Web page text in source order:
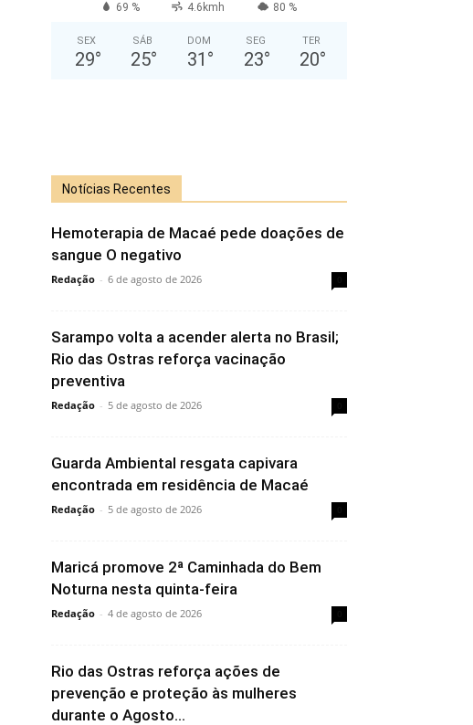
69 % 4.6kmh 80 %
SEX
29°
SÁB
25°
DOM
31 °
SEG
23°
TER
20°
Notícias Recentes
Hemoterapia de Macaé pede doações de
sangue O negativo
Redação - 6 de agosto de 2026
Sarampo volta a acender alerta no Brasil;
Rio das Ostras reforça vacinação
preventiva
Redação - 5 de agosto de 2026
Guarda Ambiental resgata capivara
encontrada em residência de Macaé
Redação - 5 de agosto de 2026
Maricá promove 2ª Caminhada do Bem
Noturna nesta quinta-feira
Redação - 4 de agosto de 2026
Rio das Ostras reforça ações de
prevenção e proteção às mulheres
durante o Agosto...